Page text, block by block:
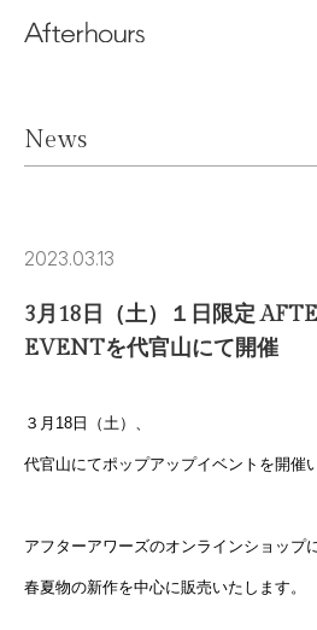
News
2023.03.13
3月18日（土）１日限定
EVENTを代官山にて開催
３月 18 日（土）、
代官山にてポップアップイベントを開催
アフターアワーズのオンラインショップ
春夏物の新作を中心に販売いたします。